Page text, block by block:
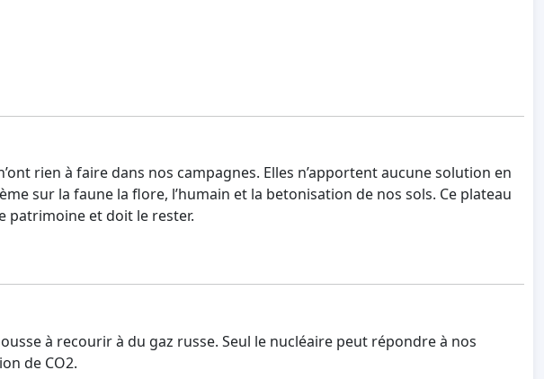
rien à faire dans nos campagnes. Elles n’apportent aucune solution en
sur la faune la flore, l’humain et la betonisation de nos sols. Ce plateau
patrimoine et doit le rester.
à recourir à du gaz russe. Seul le nucléaire peut répondre à nos
de CO2.